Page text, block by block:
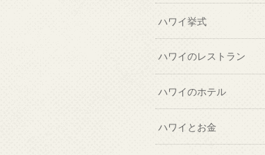
ハワイ挙式
ハワイのレストラン
ハワイのホテル
ハワイとお金